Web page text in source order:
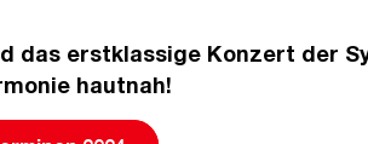
erstklassige Konzert der
hautnah!